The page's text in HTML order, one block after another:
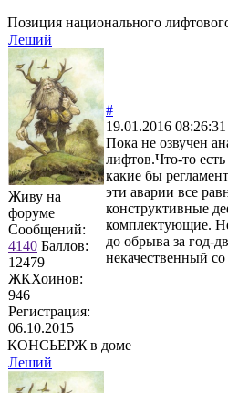
Позиция национального
Леший
Живу на
форуме
Сообщений:
4140 Баллов:
12479
ЖКХоинов:
946
Регистрация:
06.10.2015
#
19.01.2016 08:26:31
Пока не озвучен
лифтов.Что-то
какие бы
эти аварии все
конструктивные
комплектующие.
до обрыва за год-
некачественный
КОНСЬЕРЖ в доме
Леший